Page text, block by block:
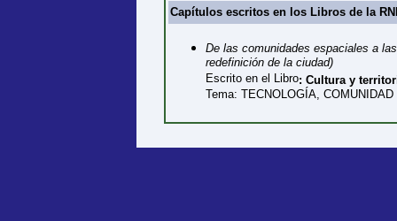
Capítulos escritos en los Libros de la
De las comunidades espaciales a
redefinición de la ciudad)
Escrito en el Libro: Cultura y
Tema: TECNOLOGÍA,